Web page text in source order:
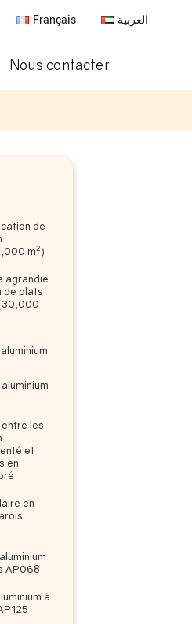
Français العربية
Nous contacter
de
m2)
agrandie
de plats
les
et
en
en
AP068
à